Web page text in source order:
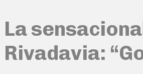
La
Rivadavia: